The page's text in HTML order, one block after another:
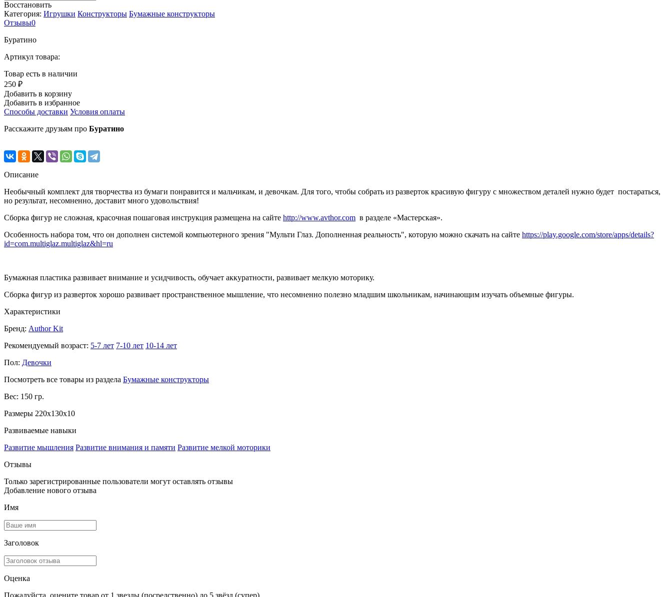
Восстановить
Категория: Игрушки Конструкторы Бумажные конструкторы
Отзывы0
Буратино
Артикул товара:
Товар есть в наличии
250 ₽
Добавить в корзину
Добавить в избранное
Способы доставки Условия оплаты
Расскажите друзьям про Буратино
Описание
Необычный комплект для творчества из бумаги понравится и мальчикам, и девочкам. Для того, чтобы собрать из разверток красивую фигуру с множеством деталей нужно будет постараться,
но результат, несомненно, доставит много удовольствия!
Сборка фигур не сложная, красочная пошаговая инструкция размещена на сайте http://www.avthor.com в разделе «Мастерская».
Особенность набора том, что он дополнен системой компьютерного зрения "Мульти Глаз. Дополненная реальность", которую можно скачать на сайте https://play.google.com/store/apps/details?
id=com.multiglaz.multiglaz&hl=ru
Бумажная пластика развивает внимание и усидчивость, обучает аккуратности, развивает мелкую моторику.
Сборка фигур из разверток хорошо развивает пространственное мышление, что несомненно полезно младшим школьникам, начинающим изучать объемные фигуры.
Характеристики
Бренд: Author Kit
Рекомендуемый возраст: 5-7 лет 7-10 лет 10-14 лет
Пол: Девочки
Посмотреть все товары из раздела Бумажные конструкторы
Вес: 150 гр.
Размеры 220x130x10
Развиваемые навыки
Развитие мышления Развитие внимания и памяти Развитие мелкой моторики
Отзывы
Только зарегистрированные пользователи могут оставлять отзывы
Добавление нового отзыва
Имя
Заголовок
Оценка
Пожалуйста, оцените товар от 1 звезды (посредственно) до 5 звёзд (супер)